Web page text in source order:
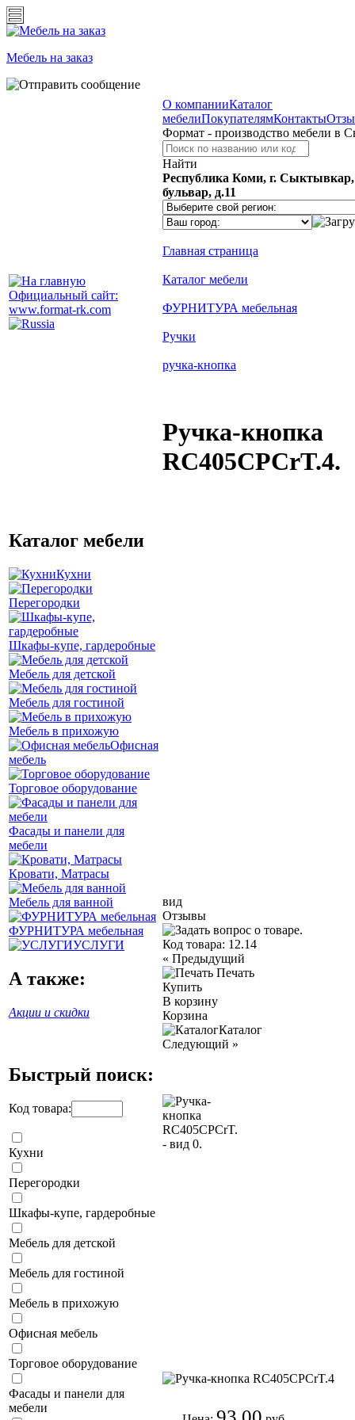
Мебель на заказ
Официальный сайт:
www.format-rk.com
О компанииКаталог
мебелиПокупателямКонтакты
Формат - производство мебели в
Найти
Республика Коми, г.
бульвар, д.11
Главная страница
Каталог мебели
ФУРНИТУРА мебельная
Ручки
ручка-кнопка
Ручка-кнопка
RC405CPCrT.4.
Каталог мебели
Кухни
Перегородки
Шкафы-купе, гардеробные
Мебель для детской
Мебель для гостиной
Мебель в прихожую
Офисная
мебель
Торговое оборудование
Фасады и панели для
мебели
Кровати, Матрасы
Мебель для ванной
ФУРНИТУРА мебельная
УСЛУГИ
А также:
Акции и скидки
Быстрый поиск:
Код товара:
Кухни
Перегородки
Шкафы-купе, гардеробные
Мебель для детской
Мебель для гостиной
Мебель в прихожую
Офисная мебель
Торговое оборудование
Фасады и панели для
мебели
вид
Отзывы
Код товара: 12.14
« Предыдущий
Печать
Купить
В корзину
Корзина
Каталог
Следующий »